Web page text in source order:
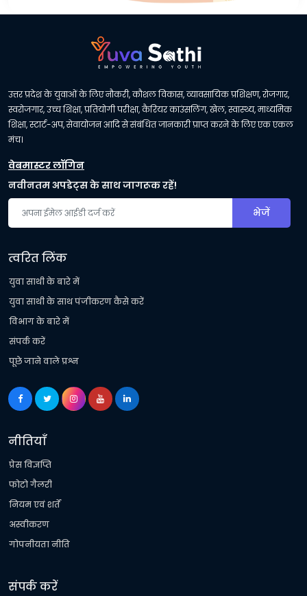
उत्तर प्रदेश के युवाओं के लिए नौकरी, कौशल विकास, व्यावसायिक प्रशिक्षण, रोजगार,
स्वरोजगार, उच्च शिक्षा, प्रतियोगी परीक्षा, कैरियर काउंसलिंग, खेल, स्वास्थ्य, माध्यमिक
शिक्षा, स्टार्ट-अप, सेवायोजन आदि से संबंधित जानकारी प्राप्त करने के लिए एक एकल
मंच।
वेबमास्टर लॉगिन
नवीनतम अपडेट्स के साथ जागरूक रहें!
भेजें
त्वरित लिंक
युवा साथी के बारे में
युवा साथी के साथ पंजीकरण कैसे करें
विभाग के बारे में
संपर्क करें
पूछे जाने वाले प्रश्न
नीतियाँ
प्रेस विज्ञप्ति
फोटो गैलरी
नियम एवं शर्तें
अस्वीकरण
गोपनीयता नीति
संपर्क करें